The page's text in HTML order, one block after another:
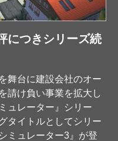
につきシリーズ続
舞台に建設会社のオー
請け負い事業を拡大し
ュレーター』シリー
タイトルとしてシリー
ミュレーター3』が登